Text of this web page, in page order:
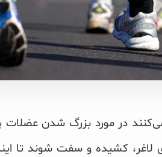
در مورد بزرگ شدن عضلات
لاغر، کشیده و سفت شوند تا